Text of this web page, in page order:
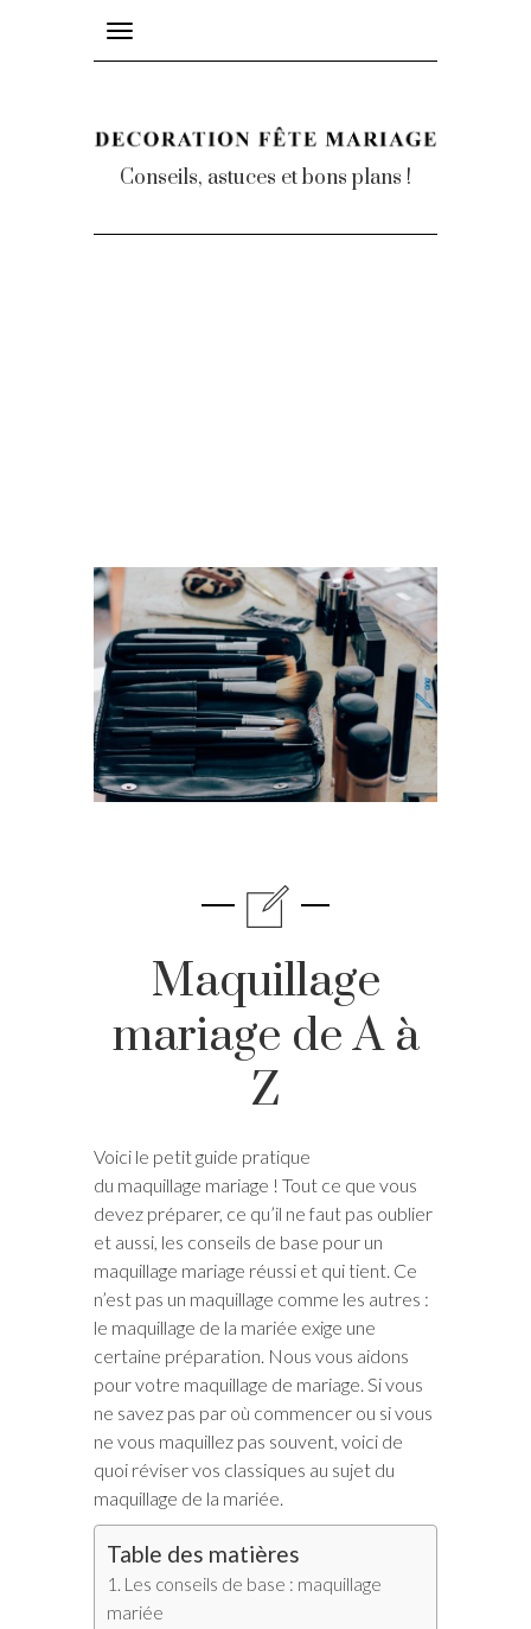
Toggle
navigation
Conseils, astuces et bons plans !
Maquillage
mariage de A à
Z
Voici le petit guide pratique
du maquillage mariage ! Tout ce que vous
devez préparer, ce qu’il ne faut pas oublier
et aussi, les conseils de base pour un
maquillage mariage réussi et qui tient. Ce
n’est pas un maquillage comme les autres :
le maquillage de la mariée exige une
certaine préparation. Nous vous aidons
pour votre maquillage de mariage. Si vous
ne savez pas par où commencer ou si vous
ne vous maquillez pas souvent, voici de
quoi réviser vos classiques au sujet du
maquillage de la mariée.
Table des matières
Les conseils de base : maquillage
mariée